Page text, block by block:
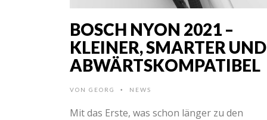
BOSCH NYON 2021 –
KLEINER, SMARTER UND
ABWÄRTSKOMPATIBEL
VON GEORG • NEWS
Mit das Erste, was schon länger zu den